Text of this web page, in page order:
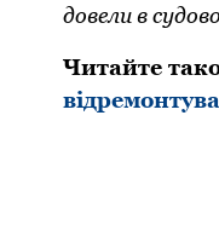
довели в
Читайте